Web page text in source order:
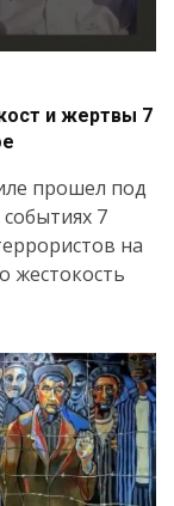
Искать
и жертвы 7
прошел под
7
на
жестокость